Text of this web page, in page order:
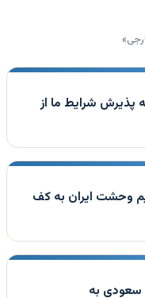
پذیرش شرایط ما از
وحشت ایران به کف
سعودی به